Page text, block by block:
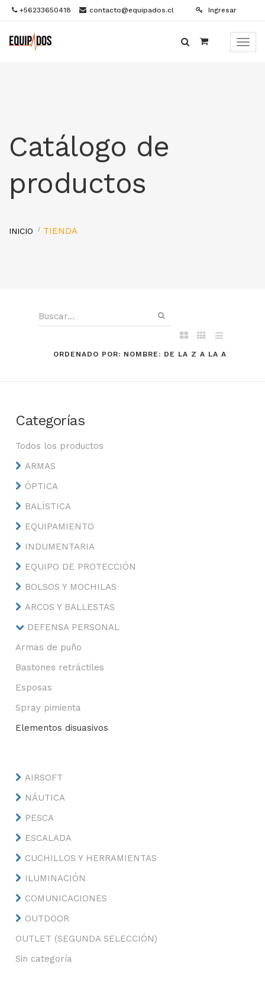
+56233650418 contacto@equipados.cl Ingresar
Menú
Catálogo de
productos
INICIO TIENDA
ORDENADO POR: NOMBRE: DE LA Z A LA A
Categorías
Todos los productos
ARMAS
ÓPTICA
BALÍSTICA
EQUIPAMIENTO
INDUMENTARIA
EQUIPO DE PROTECCIÓN
BOLSOS Y MOCHILAS
ARCOS Y BALLESTAS
DEFENSA PERSONAL
Armas de puño
Bastones retráctiles
Esposas
Spray pimienta
Elementos disuasivos
AIRSOFT
NÁUTICA
PESCA
ESCALADA
CUCHILLOS Y HERRAMIENTAS
ILUMINACIÓN
COMUNICACIONES
OUTDOOR
OUTLET (SEGUNDA SELECCIÓN)
Sin categoría